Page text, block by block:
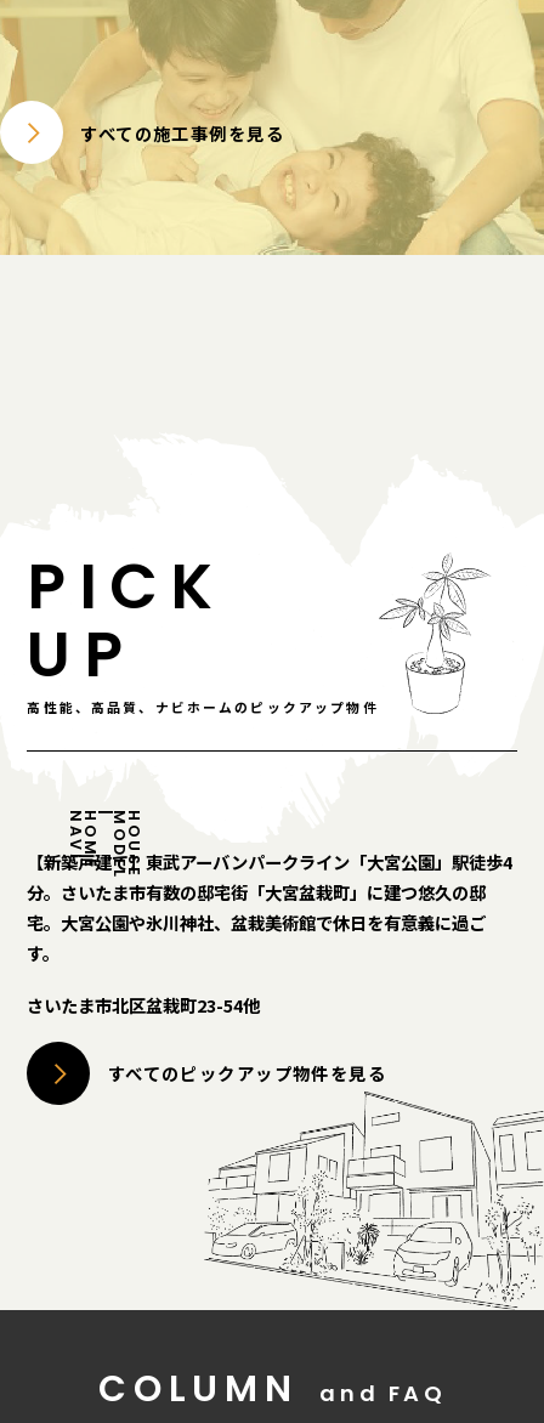
すべての施工事例を見る
PICK
UP
高性能、高品質、ナビホームのピックアップ物件
N
A
V
I
H
O
M
E
|
M
O
D
E
L
H
O
U
S E
【新築戸建て】東武アーバンパークライン「大宮公園」駅徒歩4
分。さいたま市有数の邸宅街「大宮盆栽町」に建つ悠久の邸
宅。大宮公園や氷川神社、盆栽美術館で休日を有意義に過ご
す。
さいたま市北区盆栽町23-54他
すべてのピックアップ物件を見る
COLUMN and FAQ